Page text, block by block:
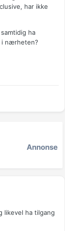
har ikke
ha
i nærheten?
Annonse
likevel ha tilgang